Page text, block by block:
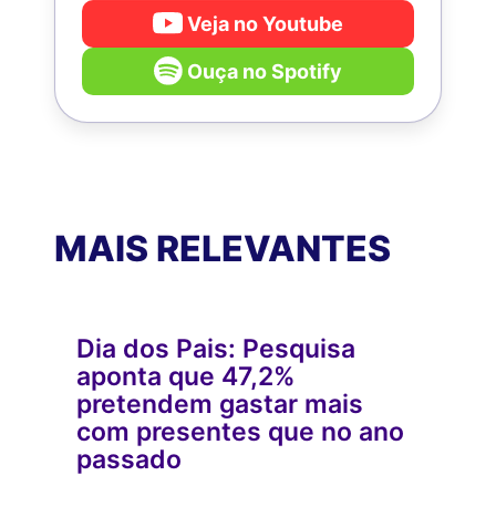
Veja no Youtube
Ouça no Spotify
MAIS RELEVANTES
Dia dos Pais: Pesquisa
aponta que 47,2%
pretendem gastar mais
com presentes que no ano
passado